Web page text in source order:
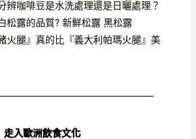
辨咖啡豆是水洗處理還是日曬處理？
松露的品質? 新鮮松露 黑松露
火腿』真的比『義大利帕瑪火腿』美
走入歐洲飲食文化